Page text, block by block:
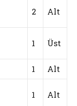
2 Alt
1 Üst
1 Alt
1 Alt